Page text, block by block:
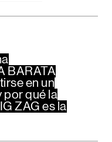
BARATA
en un
por qué la
ZAG es la